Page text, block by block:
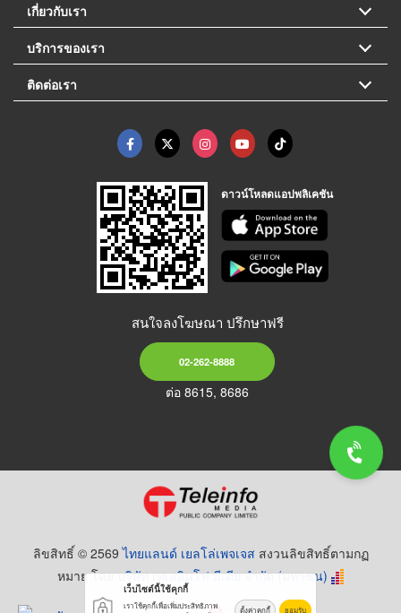
เกี่ยวกับเรา
บริการของเรา
ติดต่อเรา
ดาวน์โหลดแอปพลิเคชัน
สนใจลงโฆษณา ปรึกษาฟรี
02-262-8888
ต่อ 8615, 8686
ลิขสิทธิ์ © 2569ไทยแลนด์ เยลโล่เพจเจส สงวนลิขสิทธิ์ตามกฏ
หมาย โดยบริษัท เทเลอินโฟ มีเดีย จำกัด (มหาชน)
เว็บไซต์นี้ใช้คุกกี้
เราใช้คุกกี้เพื่อเพิ่มประสิทธิภาพ
ตั้งค่าคุกกี้ ยอมรับ